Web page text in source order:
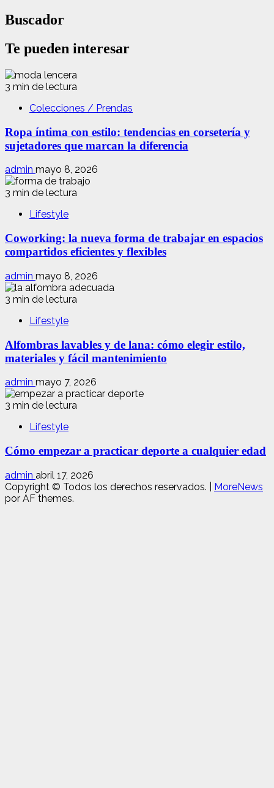
Buscador
Te pueden interesar
3 min de lectura
Colecciones / Prendas
Ropa íntima con estilo: tendencias en corsetería y
sujetadores que marcan la diferencia
admin mayo 8, 2026
3 min de lectura
Lifestyle
Coworking: la nueva forma de trabajar en espacios
compartidos eficientes y flexibles
admin mayo 8, 2026
3 min de lectura
Lifestyle
Alfombras lavables y de lana: cómo elegir estilo,
materiales y fácil mantenimiento
admin mayo 7, 2026
3 min de lectura
Lifestyle
Cómo empezar a practicar deporte a cualquier edad
admin abril 17, 2026
Copyright © Todos los derechos reservados.
MoreNews
por AF themes.